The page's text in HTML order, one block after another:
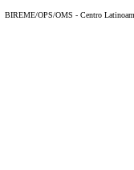
BIREME/OPS/OMS - Centro